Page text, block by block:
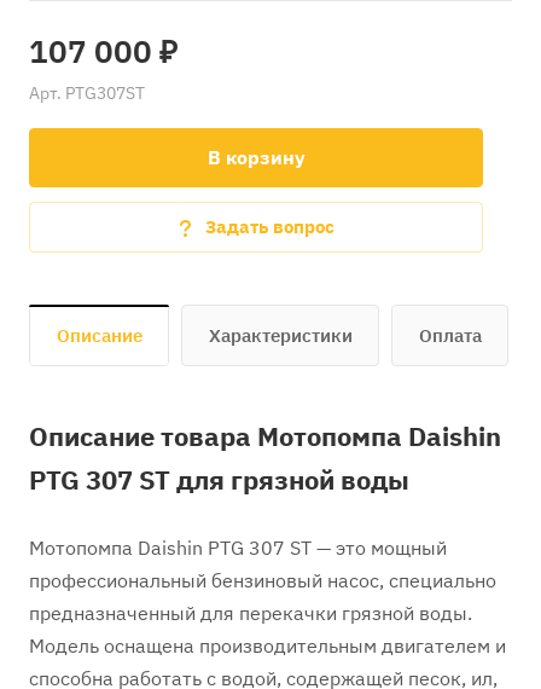
107 000 ₽
Арт. PTG307ST
В корзину
Задать вопрос
Описание Характеристики Оплата
Описание товара Мотопомпа Daishin
PTG 307 ST для грязной воды
Мотопомпа Daishin PTG 307 ST — это мощный
профессиональный бензиновый насос, специально
предназначенный для перекачки грязной воды.
Модель оснащена производительным двигателем и
способна работать с водой, содержащей песок, ил,